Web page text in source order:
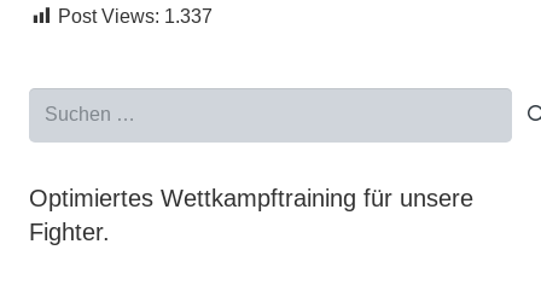
Post Views: 1.337
Optimiertes Wettkampftraining für unsere
Fighter.